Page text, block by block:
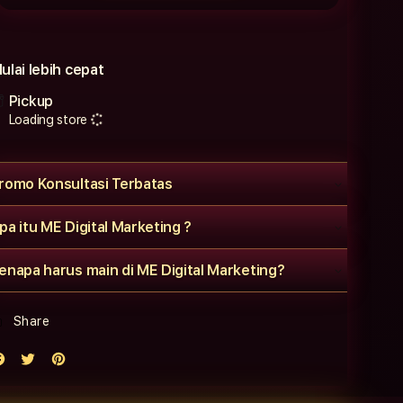
lebih cepat
Pickup
Loading store
Konsultasi Terbatas
itu ME Digital Marketing ?
harus main di ME Digital Marketing?
Share